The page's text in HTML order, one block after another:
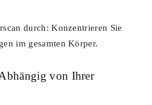
durch: Konzentrieren Sie
im gesamten Körper.
von Ihrer